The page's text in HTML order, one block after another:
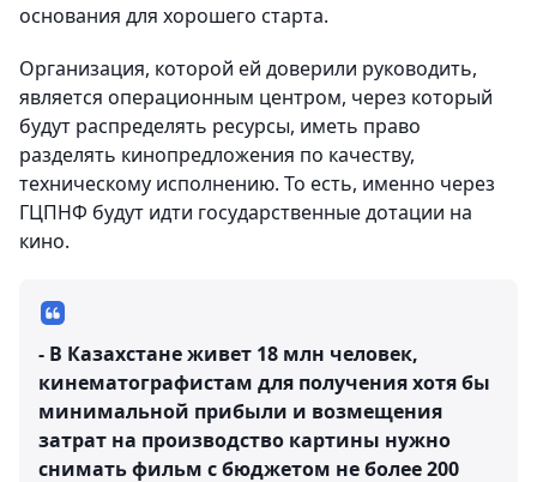
основания для хорошего старта.
Организация, которой ей доверили руководить,
является операционным центром, через который
будут распределять ресурсы, иметь право
разделять кинопредложения по качеству,
техническому исполнению. То есть, именно через
ГЦПНФ будут идти государственные дотации на
кино.
- В Казахстане живет 18 млн человек,
кинематографистам для получения хотя бы
минимальной прибыли и возмещения
затрат на производство картины нужно
снимать фильм с бюджетом не более 200